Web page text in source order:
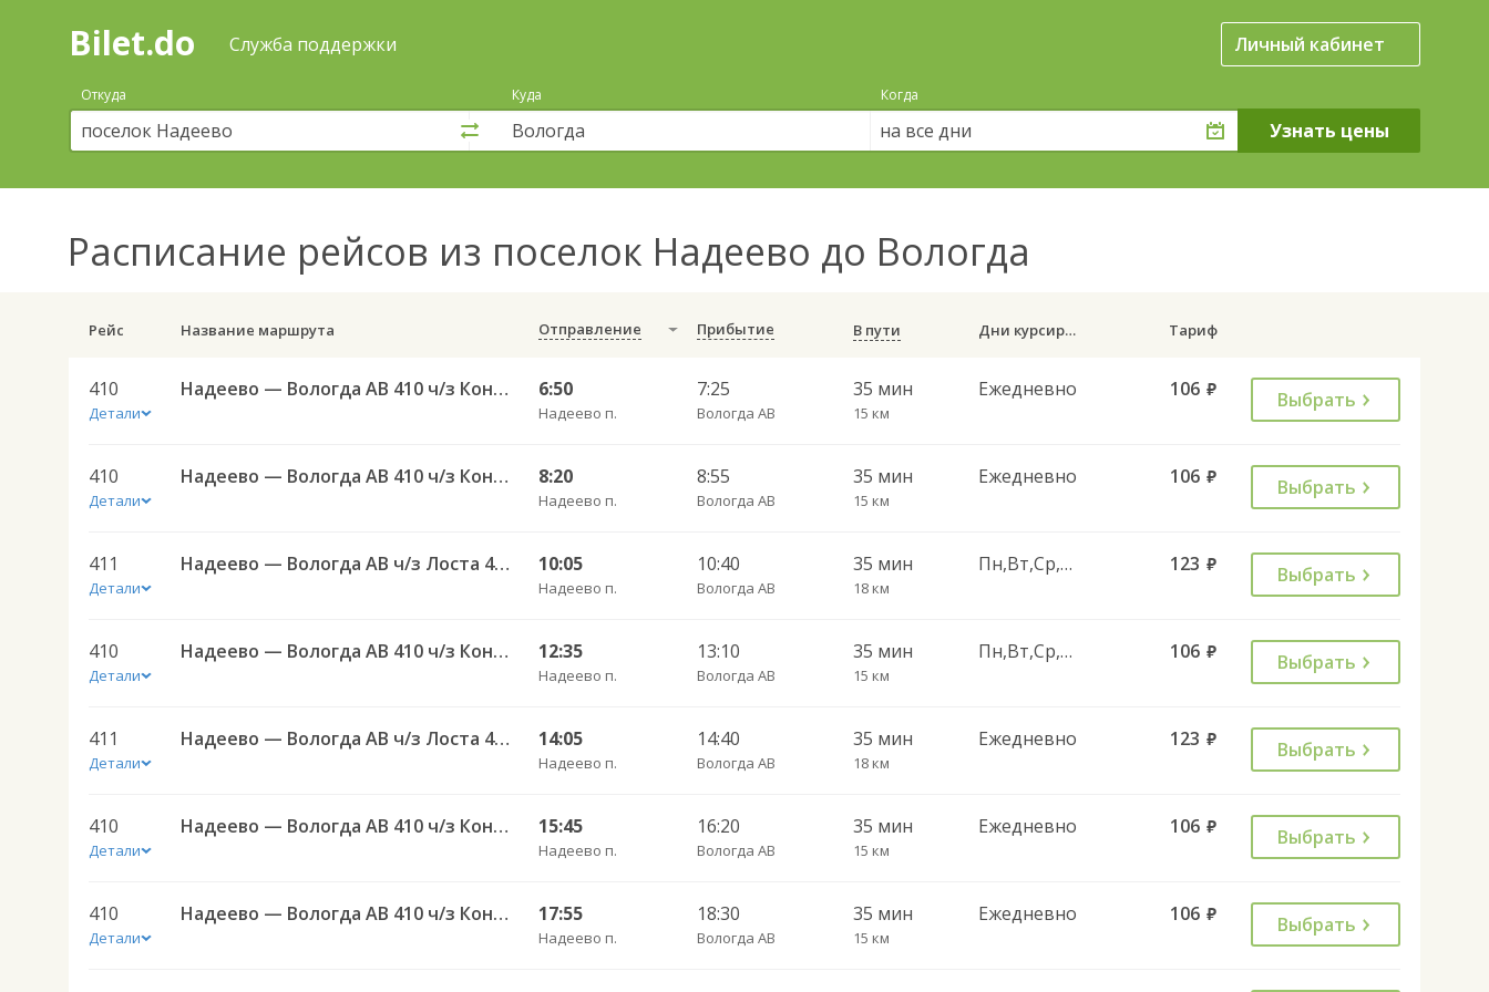
Поиск
покупка
билетов
автобус
онлайн
Bilet.do Служба поддержки Личный кабинет
Откуда Куда Когда
на все дни
Расписание рейсов из поселок Надеево до Вологда
Рейс Название маршрута Отправление Прибытие В пути Дни курсирования Тариф
410
Детали
Надеево — Вологда АВ 410 ч/з Конева 6:50
Надеево п.
7:25
Вологда АВ
35 мин
15 км
Ежедневно 106 руб. Выбрать
410
Детали
Надеево — Вологда АВ 410 ч/з Конева 8:20
Надеево п.
8:55
Вологда АВ
35 мин
15 км
Ежедневно 106 руб. Выбрать
411
Детали
Надеево — Вологда АВ ч/з Лоста 411 10:05
Надеево п.
10:40
Вологда АВ
35 мин
18 км
Пн,Вт,Ср,Чт,Пт 123 руб. Выбрать
410
Детали
Надеево — Вологда АВ 410 ч/з Конева 12:35
Надеево п.
13:10
Вологда АВ
35 мин
15 км
Пн,Вт,Ср,Чт,Пт 106 руб. Выбрать
411
Детали
Надеево — Вологда АВ ч/з Лоста 411 14:05
Надеево п.
14:40
Вологда АВ
35 мин
18 км
Ежедневно 123 руб. Выбрать
410
Детали
Надеево — Вологда АВ 410 ч/з Конева 15:45
Надеево п.
16:20
Вологда АВ
35 мин
15 км
Ежедневно 106 руб. Выбрать
410
Детали
Надеево — Вологда АВ 410 ч/з Конева 17:55
Надеево п.
18:30
Вологда АВ
35 мин
15 км
Ежедневно 106 руб. Выбрать